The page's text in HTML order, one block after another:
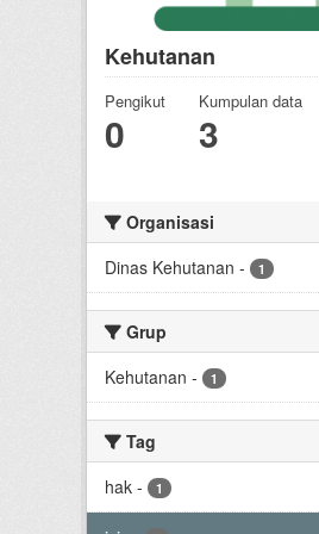
Kehutanan
Pengikut
0
Kumpulan data
3
Organisasi
Dinas Kehutanan - 1
Grup
Kehutanan - 1
Tag
hak - 1